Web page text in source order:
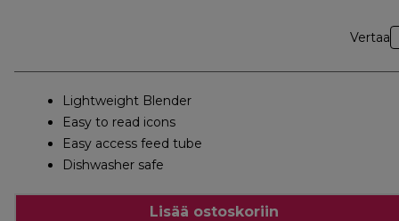
Vertaa
Lightweight Blender
Easy to read icons
Easy access feed tube
Dishwasher safe
Lisää ostoskoriin